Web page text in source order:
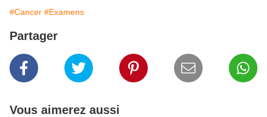
#Cancer #Examens
Partager
Vous aimerez aussi